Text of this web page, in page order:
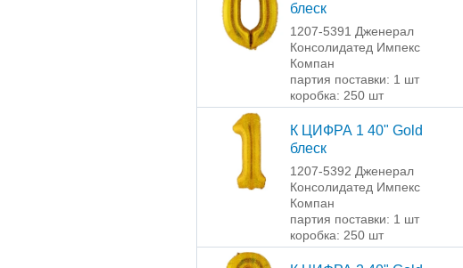
блеск
1207-5391 Дженерал
Консолидатед Импекс
Компан
партия поставки: 1 шт
коробка: 250 шт
К ЦИФРА 1 40" Gold
блеск
1207-5392 Дженерал
Консолидатед Импекс
Компан
партия поставки: 1 шт
коробка: 250 шт